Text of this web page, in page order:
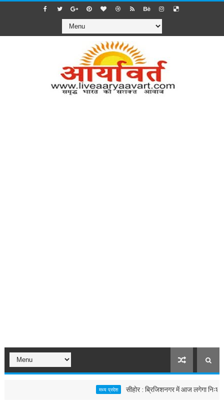
मध्य प्रदेश सीहोर : ब्रिजिशनगर में आज लगेगा निःशुल्क